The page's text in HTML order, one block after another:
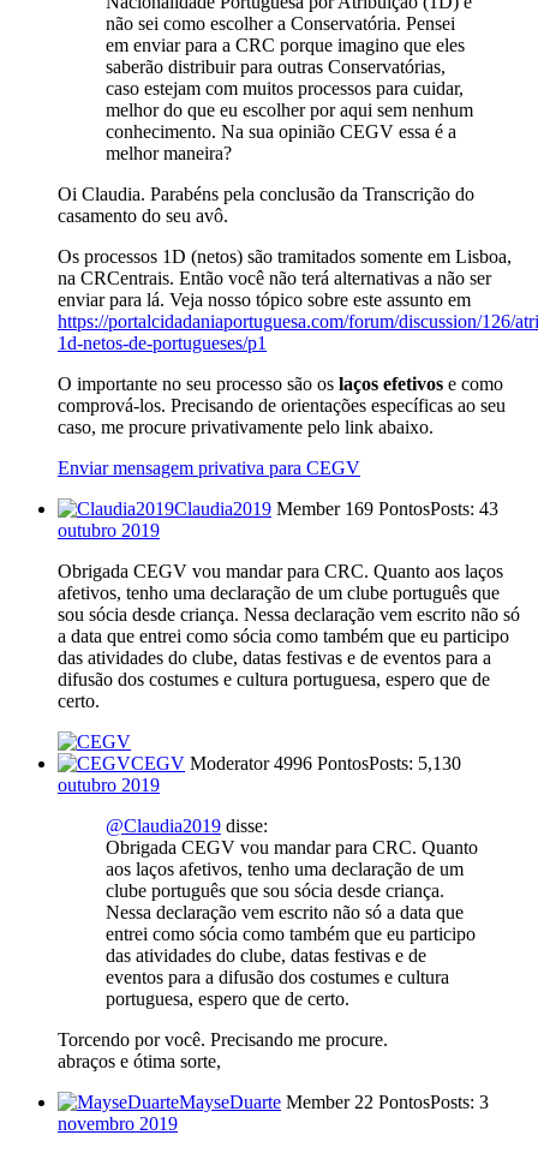
não sei como escolher a Conservatória. Pensei
em enviar para a CRC porque imagino que eles
saberão distribuir para outras Conservatórias,
caso estejam com muitos processos para cuidar,
melhor do que eu escolher por aqui sem nenhum
conhecimento. Na sua opinião CEGV essa é a
melhor maneira?
Oi Claudia. Parabéns pela conclusão da Transcrição do
casamento do seu avô.
Os processos 1D (netos) são tramitados somente em Lisboa,
na CRCentrais. Então você não terá alternativas a não ser
enviar para lá. Veja nosso tópico sobre este assunto em
https://portalcidadaniaportuguesa.com/forum/discussion/126/
1d-netos-de-portugueses/p1
O importante no seu processo são os laços efetivos e como
comprová-los. Precisando de orientações específicas ao seu
caso, me procure privativamente pelo link abaixo.
Enviar mensagem privativa para CEGV
Claudia2019 Member 169 PontosPosts: 43
outubro 2019
Obrigada CEGV vou mandar para CRC. Quanto aos laços
afetivos, tenho uma declaração de um clube português que
sou sócia desde criança. Nessa declaração vem escrito não só
a data que entrei como sócia como também que eu participo
das atividades do clube, datas festivas e de eventos para a
difusão dos costumes e cultura portuguesa, espero que de
certo.
CEGV Moderator 4996 PontosPosts: 5,130
outubro 2019
@Claudia2019 disse:
Obrigada CEGV vou mandar para CRC. Quanto
aos laços afetivos, tenho uma declaração de um
clube português que sou sócia desde criança.
Nessa declaração vem escrito não só a data que
entrei como sócia como também que eu participo
das atividades do clube, datas festivas e de
eventos para a difusão dos costumes e cultura
portuguesa, espero que de certo.
Torcendo por você. Precisando me procure.
abraços e ótima sorte,
MayseDuarte Member 22 PontosPosts: 3
novembro 2019